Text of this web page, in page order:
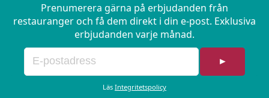
Prenumerera gärna på erbjudanden från
restauranger och få dem direkt i din e-post. Exklusiva
erbjudanden varje månad.
►
Läs Integritetspolicy